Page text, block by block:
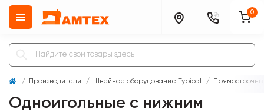
0
Производители Швейное оборудование Typical
Одноигольные с нижним